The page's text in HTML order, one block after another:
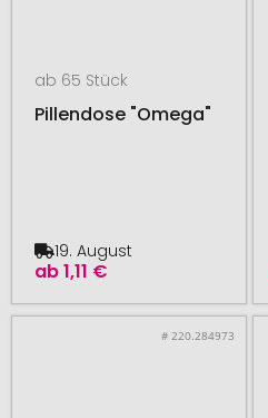
ab 65 Stück
Pillendose "Omega"
ab1,11 €
19. August
# 220.284973